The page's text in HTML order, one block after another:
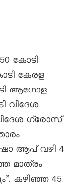
കോടി
കേരള
ആഗോള
വിദേശ
ഗ്രോസ്
ആപ് വഴി 4
മാത്രം
കഴിഞ്ഞ 45